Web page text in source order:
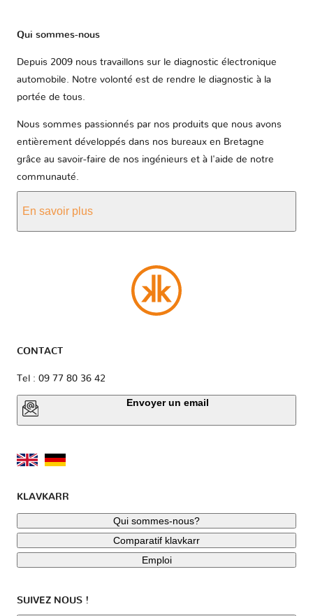
Qui sommes-nous
Depuis 2009 nous travaillons sur le diagnostic électronique
automobile. Notre volonté est de rendre le diagnostic à la
portée de tous.
Nous sommes passionnés par nos produits que nous avons
entièrement développés dans nos bureaux en Bretagne
grâce au savoir-faire de nos ingénieurs et à l'aide de notre
communauté.
En savoir plus
CONTACT
Tel : 09 77 80 36 42
Envoyer un email
KLAVKARR
Qui sommes-nous?
Comparatif klavkarr
Emploi
SUIVEZ NOUS !